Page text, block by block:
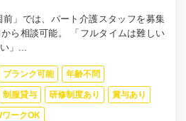
前」では、パート介護スタッフを募集
ら相談可能。 「フルタイムは難しい
」...
ブランク可能 年齢不問
制服貸与 研修制度あり 賞与あり
ワークOK